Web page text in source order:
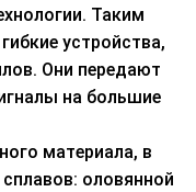
Таким
устройства,
Они передают
на большие
материала, в
оловянной